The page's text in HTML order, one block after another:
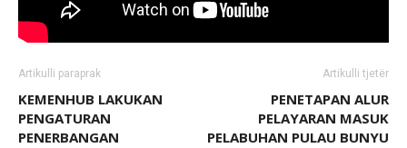
Artikulli paraprak
KEMENHUB LAKUKAN
PENGATURAN
PENERBANGAN
Artikulli tjetër
PENETAPAN ALUR
PELAYARAN MASUK
PELABUHAN PULAU BUNYU